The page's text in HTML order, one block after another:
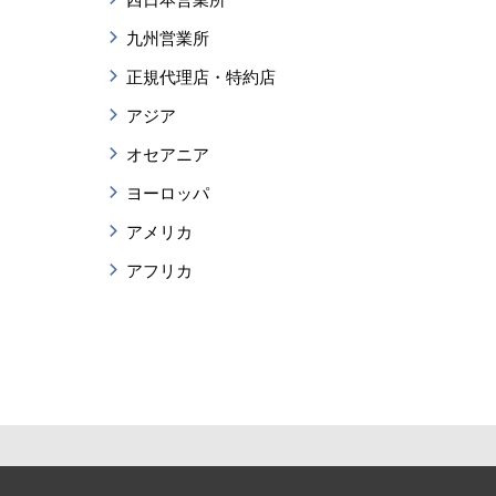
九州営業所
正規代理店・特約店
アジア
オセアニア
ヨーロッパ
アメリカ
アフリカ